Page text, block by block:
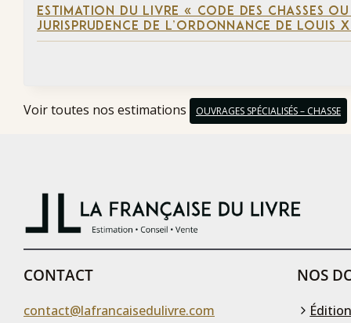
ESTIMATION DU LIVRE « CODE DES CHASSES
JURISPRUDENCE DE L’ORDONNANCE DE
Voir toutes nos estimations OUVRAGES SPÉCIALISÉS – CHASSE
CONTACT
contact@lafrancaisedulivre.com
NOS